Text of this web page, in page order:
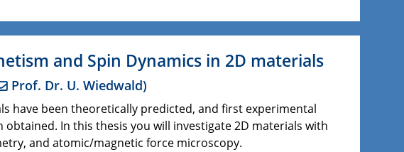
and Spin Dynamics in 2D materials
Prof. Dr. U. Wiedwald)
have been theoretically predicted, and first experimental
obtained. In this thesis you will investigate 2D materials with
and atomic/magnetic force microscopy.